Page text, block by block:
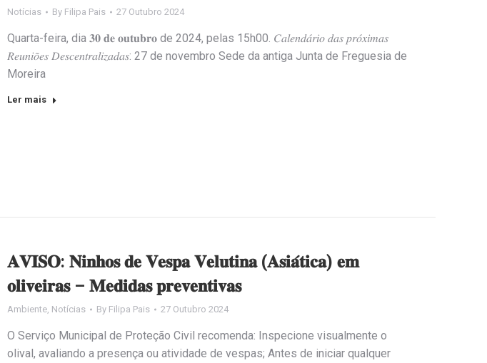
Notícias By Filipa Pais 27 Outubro 2024
Quarta-feira, dia 𝟑𝟎 𝐝𝐞 𝐨𝐮𝐭𝐮𝐛𝐫𝐨 de 2024, pelas 15h00. 𝐶𝑎𝑙𝑒𝑛𝑑𝑎́𝑟𝑖𝑜 𝑑𝑎𝑠 𝑝𝑟𝑜́𝑥𝑖𝑚𝑎𝑠
𝑅𝑒𝑢𝑛𝑖𝑜̃𝑒𝑠 𝐷𝑒𝑠𝑐𝑒𝑛𝑡𝑟𝑎𝑙𝑖𝑧𝑎𝑑𝑎𝑠: 27 de novembro Sede da antiga Junta de Freguesia de
Moreira
Ler mais
𝐀𝐕𝐈𝐒𝐎: 𝐍𝐢𝐧𝐡𝐨𝐬 𝐝𝐞 𝐕𝐞𝐬𝐩𝐚 𝐕𝐞𝐥𝐮𝐭𝐢𝐧𝐚 (𝐀𝐬𝐢𝐚́𝐭𝐢𝐜𝐚) 𝐞𝐦
𝐨𝐥𝐢𝐯𝐞𝐢𝐫𝐚𝐬 – 𝐌𝐞𝐝𝐢𝐝𝐚𝐬 𝐩𝐫𝐞𝐯𝐞𝐧𝐭𝐢𝐯𝐚𝐬
Ambiente Notícias By Filipa Pais 27 Outubro 2024
O Serviço Municipal de Proteção Civil recomenda: Inspecione visualmente o
olival, avaliando a presença ou atividade de vespas; Antes de iniciar qualquer